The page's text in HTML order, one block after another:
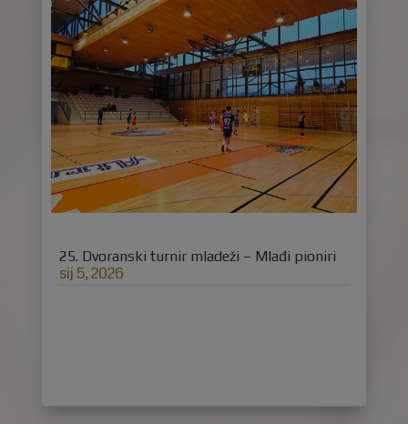
25. Dvoranski turnir mladeži – Mlađi pioniri
sij 5, 2026